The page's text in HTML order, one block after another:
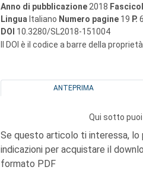
Anno di pubblicazione 2018
Lingua Italiano Numero pagine 19 P.
DOI 10.3280/SL2018-151004
Il DOI è il codice a barre della
ANTEPRIMA
Qui sotto
Se questo articolo ti interessa,
indicazioni per acquistare il
formato PDF